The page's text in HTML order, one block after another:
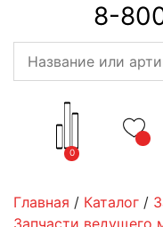
8-
0
Главная / Каталог /
Запчасти ведущего